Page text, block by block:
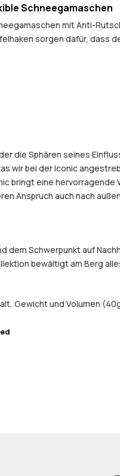
Schneegamaschen
mit Anti-
sorgen dafür, dass
die Sphären seines
wir bei der Iconic
bringt eine
Anspruch auch nach
Schwerpunkt auf
bewältigt am Berg
Gewicht und Volumen